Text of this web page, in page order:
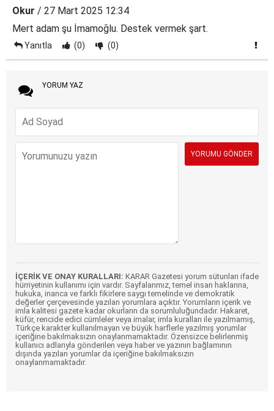
Okur / 27 Mart 2025 12:34
Mert adam şu İmamoğlu. Destek vermek şart.
Yanıtla (0) (0)
YORUM YAZ
İÇERİK VE ONAY KURALLARI: KARAR Gazetesi yorum sütunları ifade
hürriyetinin kullanımı için vardır. Sayfalarımız, temel insan haklarına,
hukuka, inanca ve farklı fikirlere saygı temelinde ve demokratik
değerler çerçevesinde yazılan yorumlara açıktır. Yorumların içerik ve
imla kalitesi gazete kadar okurların da sorumluluğundadır. Hakaret,
küfür, rencide edici cümleler veya imalar, imla kuralları ile yazılmamış,
Türkçe karakter kullanılmayan ve büyük harflerle yazılmış yorumlar
içeriğine bakılmaksızın onaylanmamaktadır. Özensizce belirlenmiş
kullanıcı adlarıyla gönderilen veya haber ve yazının bağlamının
dışında yazılan yorumlar da içeriğine bakılmaksızın
onaylanmamaktadır.